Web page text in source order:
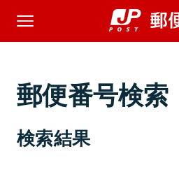
郵便番号検索
検索結果